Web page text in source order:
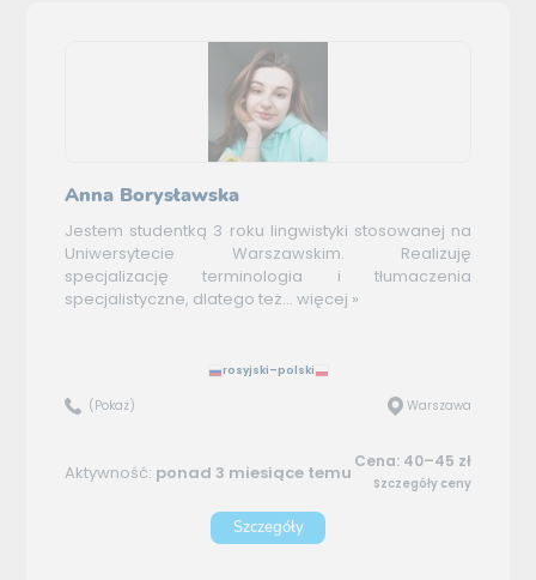
Anna Borysławska
Jestem studentką 3 roku lingwistyki stosowanej na
Uniwersytecie Warszawskim. Realizuję
specjalizację terminologia i tłumaczenia
specjalistyczne, dlatego też... więcej »
rosyjski–polski
(Pokaż) Warszawa
Aktywność: ponad 3 miesiące temu Cena: 40–45 zł
Szczegóły ceny
Szczegóły